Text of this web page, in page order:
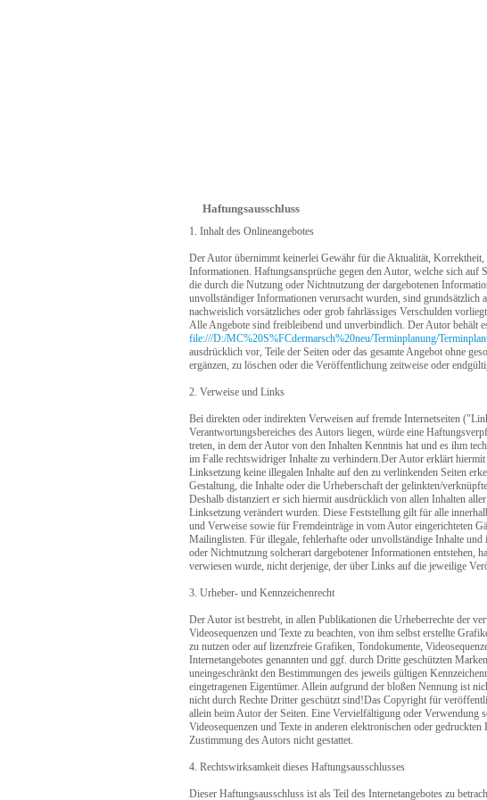
Haftungsausschluss
1. Inhalt des Onlineangebotes
Der Autor übernimmt keinerlei Gewähr für die Aktualität, Korrektheit,
Informationen. Haftungsansprüche gegen den Autor, welche sich auf
die durch die Nutzung oder Nichtnutzung der dargebotenen
unvollständiger Informationen verursacht wurden, sind grundsätzlich
nachweislich vorsätzliches oder grob fahrlässiges Verschulden vorliegt.
Alle Angebote sind freibleibend und unverbindlich. Der Autor behält
file:///D:/MC%20S%FCdermarsch%20neu/Terminplanung/
ausdrücklich vor, Teile der Seiten oder das gesamte Angebot ohne
ergänzen, zu löschen oder die Veröffentlichung zeitweise oder
2. Verweise und Links
Bei direkten oder indirekten Verweisen auf fremde Internetseiten
Verantwortungsbereiches des Autors liegen, würde eine
treten, in dem der Autor von den Inhalten Kenntnis hat und es ihm
im Falle rechtswidriger Inhalte zu verhindern.Der Autor erklärt
Linksetzung keine illegalen Inhalte auf den zu verlinkenden Seiten
Gestaltung, die Inhalte oder die Urheberschaft der gelinkten/
Deshalb distanziert er sich hiermit ausdrücklich von allen Inhalten
Linksetzung verändert wurden. Diese Feststellung gilt für alle
und Verweise sowie für Fremdeinträge in vom Autor eingerichteten
Mailinglisten. Für illegale, fehlerhafte oder unvollständige Inhalte und
oder Nichtnutzung solcherart dargebotener Informationen entstehen,
verwiesen wurde, nicht derjenige, der über Links auf die jeweilige
3. Urheber- und Kennzeichenrecht
Der Autor ist bestrebt, in allen Publikationen die Urheberrechte der
Videosequenzen und Texte zu beachten, von ihm selbst erstellte
zu nutzen oder auf lizenzfreie Grafiken, Tondokumente,
Internetangebotes genannten und ggf. durch Dritte geschützten
uneingeschränkt den Bestimmungen des jeweils gültigen
eingetragenen Eigentümer. Allein aufgrund der bloßen Nennung ist
nicht durch Rechte Dritter geschützt sind!Das Copyright für
allein beim Autor der Seiten. Eine Vervielfältigung oder Verwendung
Videosequenzen und Texte in anderen elektronischen oder
Zustimmung des Autors nicht gestattet.
4. Rechtswirksamkeit dieses Haftungsausschlusses
Dieser Haftungsausschluss ist als Teil des Internetangebotes zu